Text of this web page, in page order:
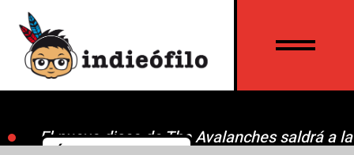
El nuevo disco de The Avalanches saldrá a